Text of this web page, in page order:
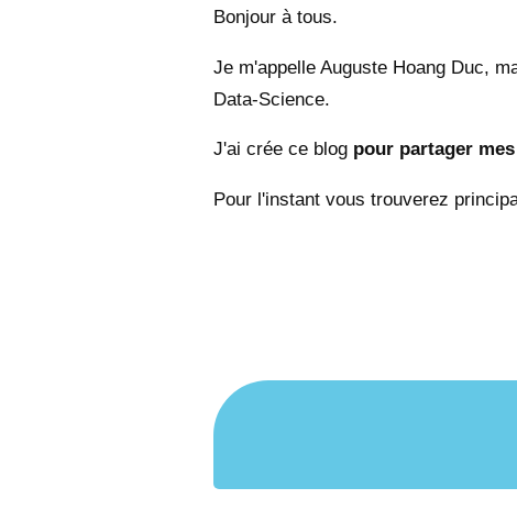
Bonjour à tous.
Je m'appelle Auguste Hoang Duc,
Data-Science.
J'ai crée ce blog pour partager
Pour l'instant vous trouverez